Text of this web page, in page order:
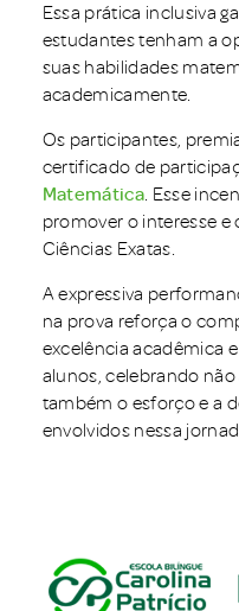
Essa prática inclusiva
estudantes tenham a
suas habilidades
academicamente.
Os participantes,
certificado de
Matemática . Esse
promover o interesse e
Ciências Exatas.
A expressiva
na prova reforça o
excelência acadêmica
alunos, celebrando
também o esforço e a
envolvidos nessa